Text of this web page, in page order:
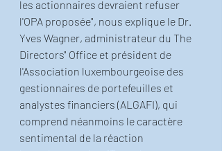
les actionnaires devraient refuser
l'OPA proposée", nous explique le Dr.
Yves Wagner, administrateur du The
Directors" Office et président de
l'Association luxembourgeoise des
gestionnaires de portefeuilles et
analystes financiers (ALGAFI), qui
comprend néanmoins le caractère
sentimental de la réaction